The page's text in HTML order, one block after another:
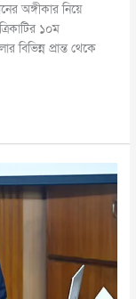
অঙ্গীকার নিয়ে
১০ম
বিভিন্ন প্রান্ত থেকে